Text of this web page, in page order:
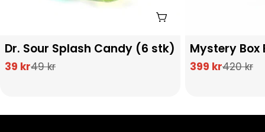
Type:
Dr. Sour Splash Candy (6 stk)
Salgs
39 kr
Vanlig49 kr
Type:
Mystery Box
Salgs
399 kr
Vanlig420 kr